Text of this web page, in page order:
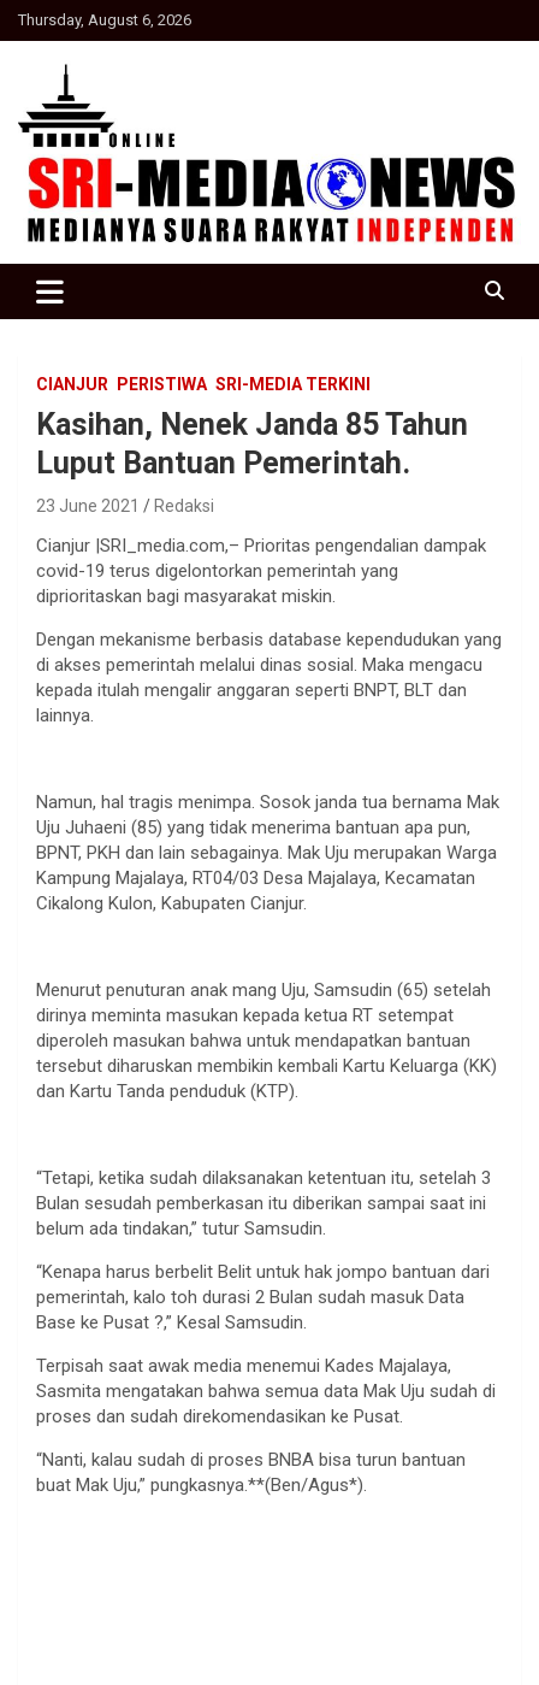
Skip
to
Thursday, August 6, 2026
SRI Media news
CIANJUR PERISTIWA SRI-MEDIA TERKINI
Kasihan, Nenek Janda 85 Tahun
Luput Bantuan Pemerintah.
23 June 2021 Redaksi
Cianjur |SRI_media.com,– Prioritas pengendalian dampak
covid-19 terus digelontorkan pemerintah yang
diprioritaskan bagi masyarakat miskin.
Dengan mekanisme berbasis database kependudukan yang
di akses pemerintah melalui dinas sosial. Maka mengacu
kepada itulah mengalir anggaran seperti BNPT, BLT dan
lainnya.
Namun, hal tragis menimpa. Sosok janda tua bernama Mak
Uju Juhaeni (85) yang tidak menerima bantuan apa pun,
BPNT, PKH dan lain sebagainya. Mak Uju merupakan Warga
Kampung Majalaya, RT04/03 Desa Majalaya, Kecamatan
Cikalong Kulon, Kabupaten Cianjur.
Menurut penuturan anak mang Uju, Samsudin (65) setelah
dirinya meminta masukan kepada ketua RT setempat
diperoleh masukan bahwa untuk mendapatkan bantuan
tersebut diharuskan membikin kembali Kartu Keluarga (KK)
dan Kartu Tanda penduduk (KTP).
“Tetapi, ketika sudah dilaksanakan ketentuan itu, setelah 3
Bulan sesudah pemberkasan itu diberikan sampai saat ini
belum ada tindakan,” tutur Samsudin.
“Kenapa harus berbelit Belit untuk hak jompo bantuan dari
pemerintah, kalo toh durasi 2 Bulan sudah masuk Data
Base ke Pusat ?,” Kesal Samsudin.
Terpisah saat awak media menemui Kades Majalaya,
Sasmita mengatakan bahwa semua data Mak Uju sudah di
proses dan sudah direkomendasikan ke Pusat.
“Nanti, kalau sudah di proses BNBA bisa turun bantuan
buat Mak Uju,” pungkasnya.**(Ben/Agus*).